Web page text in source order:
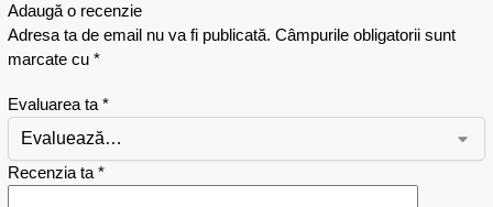
Adaugă o recenzie
Adresa ta de email nu va fi publicată. Câmpurile obligatorii sunt
marcate cu *
Evaluarea ta*
Recenzia ta*